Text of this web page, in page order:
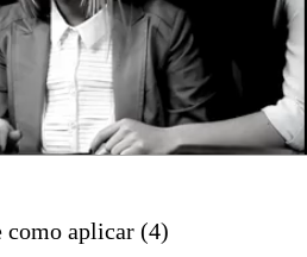
como aplicar (4)